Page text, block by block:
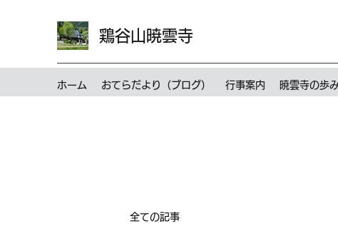
鶏谷山暁雲寺
ホーム おてらだより（ブログ） 行事案内 暁雲寺の歩
全ての記事